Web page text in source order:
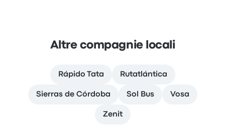
Altre compagnie locali
Rápido Tata Rutatlántica
Sierras de Córdoba Sol Bus Vosa
Zenit